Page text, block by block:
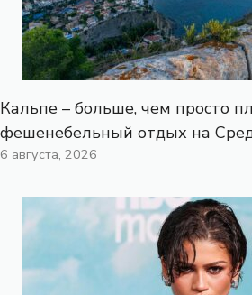
Кальпе – больше, чем просто
фешенебельный отдых на
6 августа, 2026